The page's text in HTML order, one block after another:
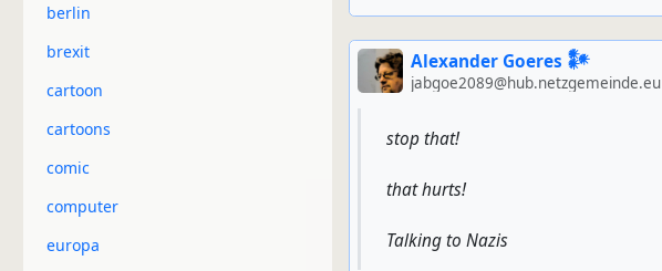
berlin
brexit
cartoon
cartoons
comic
computer
europa
Alexander Goeres 𒀯
jabgoe2089@hub.netzgemeinde.eu
stop that!
that hurts!
Talking to Nazis